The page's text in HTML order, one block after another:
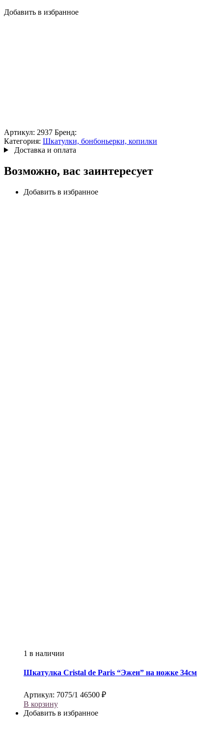
Добавить в избранное
Артикул: 2937 Бренд:
Категория: Шкатулки, бонбоньерки, копилки
Доставка и оплата
Возможно, вас заинтересует
Добавить в избранное
1 в наличии
Шкатулка Cristal de Paris “Эжен” на ножке 34см
Артикул: 7075/1 46500 ₽
В корзину
Добавить в избранное